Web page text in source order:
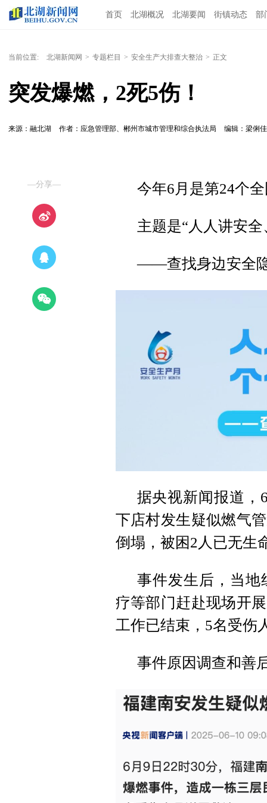
首页 北湖概况 北湖要闻 街镇动态 部
当前位置: 北湖新闻网 > 专题栏目 > 安全生产大排查大整治 > 正文
突发爆燃，2死5伤！
来源：融北湖 作者：应急管理部、郴州市城市管理和综合执法局 编辑：梁俐
—分享— 今年6月是第24个
主题是“人人讲安
——查找身边安全
据央视新闻报道，
下店村发生疑似燃气
倒塌，被困2人已无生
事件发生后，当地
疗等部门赶赴现场开
工作已结束，5名受伤
事件原因调查和善